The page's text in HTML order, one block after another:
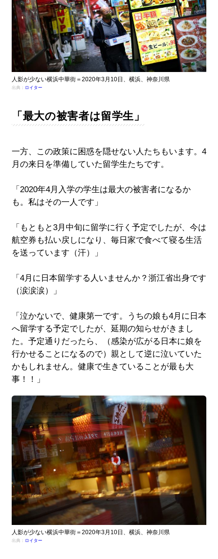
人影が少ない横浜中華街＝2020年3月10日、横浜、神奈川県
出典： ロイター
「最大の被害者は留学生」
一方、この政策に困惑を隠せない人たちもいます。4
月の来日を準備していた留学生たちです。
「2020年4月入学の学生は最大の被害者になるか
も。私はその一人です」
「もともと3月中旬に留学に行く予定でしたが、今は
航空券も払い戻しになり、毎日家で食べて寝る生活
を送っています（汗）」
「4月に日本留学する人いませんか？浙江省出身です
（涙涙涙）」
「泣かないで、健康第一です。うちの娘も4月に日本
へ留学する予定でしたが、延期の知らせがきまし
た。予定通りだったら、（感染が広がる日本に娘を
行かせることになるので）親として逆に泣いていた
かもしれません。健康で生きていることが最も大
事！！」
人影が少ない横浜中華街＝2020年3月10日、横浜、神奈川県
出典： ロイター